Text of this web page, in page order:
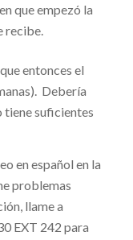
que empezó la
recibe.
entonces el
Debería
tiene suficientes
en español en la
problemas
llame a
EXT 242 para